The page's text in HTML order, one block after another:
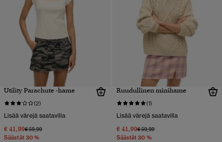
Utility Parachute -hame
(2)
Lisää värejä saatavilla
€ 41,99Hinta alennettu hinnasta
€ 59,99hintaan
Säästät 30 %
Ruudullinen minihame
(1)
Lisää värejä saatavilla
€ 41,99Hinta alennettu hinnasta
€ 59,99hintaan
Säästät 30 %